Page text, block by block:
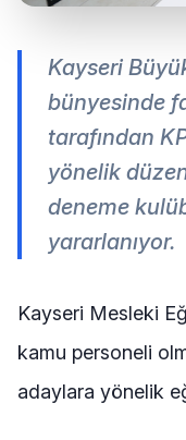
Kayseri
bünyesinde
tarafından
yönelik
deneme
yararlanıyor.
Kayseri Mesleki
kamu personeli
adaylara yönelik